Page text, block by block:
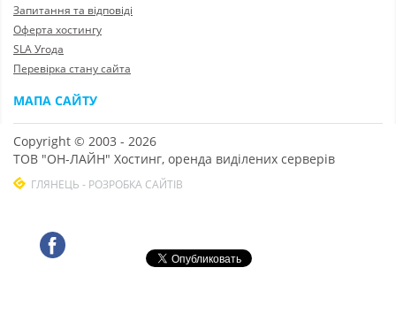
Запитання та відповіді
Оферта хостингу
SLA Угода
Перевірка стану сайта
МАПА САЙТУ
Copyright © 2003 - 2026
ТОВ "ОН-ЛАЙН" Хостинг, оренда виділених серверів
ГЛЯНЕЦЬ - РОЗРОБКА САЙТІВ